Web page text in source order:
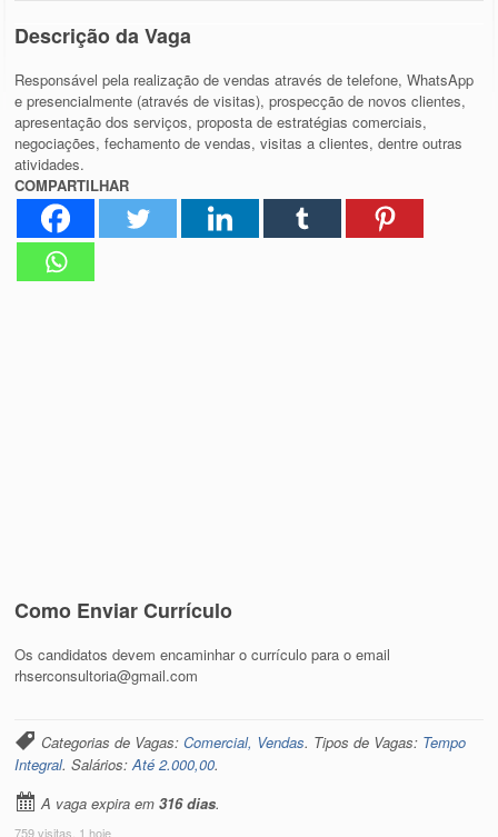
Descrição da Vaga
Responsável pela realização de vendas através de telefone, WhatsApp
e presencialmente (através de visitas), prospecção de novos clientes,
apresentação dos serviços, proposta de estratégias comerciais,
negociações, fechamento de vendas, visitas a clientes, dentre outras
atividades.
COMPARTILHAR
Como Enviar Currículo
Os candidatos devem encaminhar o currículo para o email
rhserconsultoria@gmail.com
Categorias de Vagas:Comercial, Vendas. Tipos de Vagas: Tempo
Integral. Salários:Até 2.000,00.
A vaga expira em316 dias.
759 visitas, 1 hoje